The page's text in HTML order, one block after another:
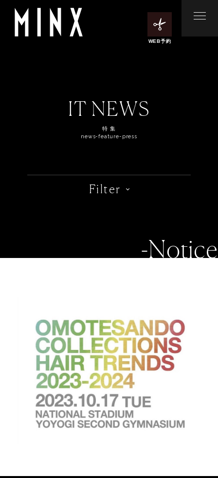
WEB予約
IT NEWS
特 集
news-feature-press
Filter
-Notice